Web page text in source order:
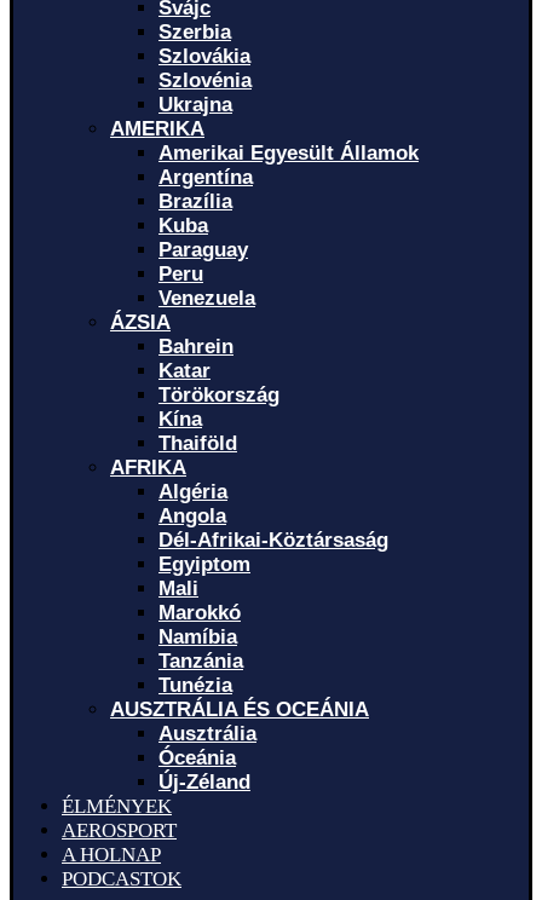
Svájc
Szerbia
Szlovákia
Szlovénia
Ukrajna
AMERIKA
Amerikai Egyesült Államok
Argentína
Brazília
Kuba
Paraguay
Peru
Venezuela
ÁZSIA
Bahrein
Katar
Törökország
Kína
Thaiföld
AFRIKA
Algéria
Angola
Dél-Afrikai-Köztársaság
Egyiptom
Mali
Marokkó
Namíbia
Tanzánia
Tunézia
AUSZTRÁLIA ÉS OCEÁNIA
Ausztrália
Óceánia
Új-Zéland
ÉLMÉNYEK
AEROSPORT
A HOLNAP
PODCASTOK